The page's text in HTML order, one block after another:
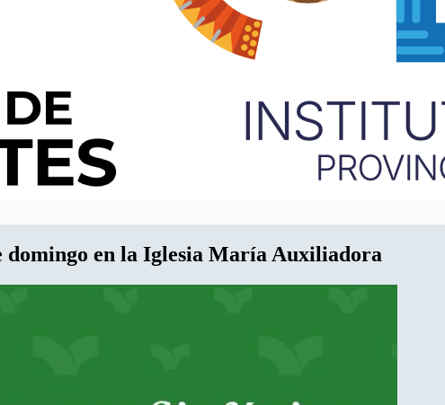
domingo en la Iglesia María Auxiliadora